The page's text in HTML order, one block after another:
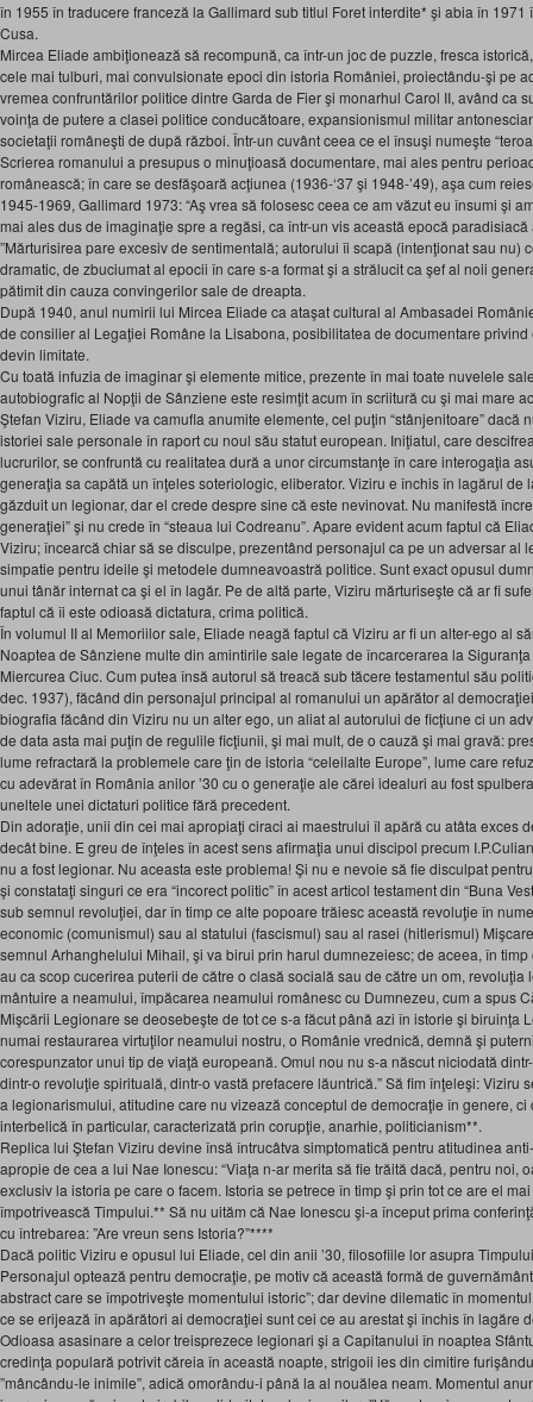
în 1955 în traducere franceză la Gallimard sub titlul Foret interdite* şi abia în
Cusa.
Mircea Eliade ambiţionează să recompună, ca într-un joc de puzzle, fresca
cele mai tulburi, mai convulsionate epoci din istoria României, proiectându-şi pe
vremea confruntărilor politice dintre Garda de Fier şi monarhul Carol II, având ca
voinţa de putere a clasei politice conducătoare, expansionismul militar
societaţii româneşti de după război. Într-un cuvânt ceea ce el însuşi numeşte
Scrierea romanului a presupus o minuţioasă documentare, mai ales pentru
românească; în care se desfăşoară acţiunea (1936-‘37 şi 1948-’49), aşa cum
1945-1969, Gallimard 1973: “Aş vrea să folosesc ceea ce am văzut eu însumi şi
mai ales dus de imaginaţie spre a regăsi, ca într-un vis această epocă
”Mărturisirea pare excesiv de sentimentală; autorului îi scapă (intenţionat sau nu)
dramatic, de zbuciumat al epocii în care s-a format şi a strălucit ca şef al noii
pătimit din cauza convingerilor sale de dreapta.
După 1940, anul numirii lui Mircea Eliade ca ataşat cultural al Ambasadei
de consilier al Legaţiei Române la Lisabona, posibilitatea de documentare
devin limitate.
Cu toată infuzia de imaginar şi elemente mitice, prezente în mai toate nuvelele
autobiografic al Nopţii de Sânziene este resimţit acum în scriitură cu şi mai mare
Ştefan Viziru, Eliade va camufla anumite elemente, cel puţin “stânjenitoare” dacă
istoriei sale personale în raport cu noul său statut european. Iniţiatul, care
lucrurilor, se confruntă cu realitatea dură a unor circumstanţe în care interogaţia
generaţia sa capătă un înţeles soteriologic, eliberator. Viziru e închis în lagărul de
găzduit un legionar, dar el crede despre sine că este nevinovat. Nu manifestă
generaţiei” şi nu crede în “steaua lui Codreanu”. Apare evident acum faptul că
Viziru; încearcă chiar să se disculpe, prezentând personajul ca pe un adversar al
simpatie pentru ideile şi metodele dumneavoastră politice. Sunt exact opusul
unui tânăr internat ca şi el în lagăr. Pe de altă parte, Viziru mărturiseşte că ar fi
faptul că îi este odioasă dictatura, crima politică.
În volumul II al Memoriilor sale, Eliade neagă faptul că Viziru ar fi un alter-ego al
Noaptea de Sânziene multe din amintirile sale legate de încarcerarea la
Miercurea Ciuc. Cum putea însă autorul să treacă sub tăcere testamentul său
dec. 1937), făcând din personajul principal al romanului un apărător al
biografia făcând din Viziru nu un alter ego, un aliat al autorului de ficţiune ci un
de data asta mai puţin de regulile ficţiunii, şi mai mult, de o cauză şi mai gravă:
lume refractară la problemele care ţin de istoria “celeilalte Europe”, lume care
cu adevărat în România anilor ’30 cu o generaţie ale cărei idealuri au fost
uneltele unei dictaturi politice fără precedent.
Din adoraţie, unii din cei mai apropiaţi ciraci ai maestrului îl apără cu atâta exces
decât bine. E greu de înţeles în acest sens afirmaţia unui discipol precum
nu a fost legionar. Nu aceasta este problema! Şi nu e nevoie să fie disculpat
şi constataţi singuri ce era “incorect politic” în acest articol testament din “Buna
sub semnul revoluţiei, dar în timp ce alte popoare trăiesc această revoluţie în
economic (comunismul) sau al statului (fascismul) sau al rasei (hitlerismul)
semnul Arhanghelului Mihail, şi va birui prin harul dumnezeiesc; de aceea, în
au ca scop cucerirea puterii de către o clasă socială sau de către un om,
mântuire a neamului, împăcarea neamului românesc cu Dumnezeu, cum a spus
Mişcării Legionare se deosebeşte de tot ce s-a făcut până azi în istorie şi biruinţa
numai restaurarea virtuţilor neamului nostru, o Românie vrednică, demnă şi
corespunzator unui tip de viaţă europeană. Omul nou nu s-a născut niciodată
dintr-o revoluţie spirituală, dintr-o vastă prefacere lăuntrică.” Să fim înţeleşi: Viziru
a legionarismului, atitudine care nu vizează conceptul de democraţie în genere,
interbelică în particular, caracterizată prin corupţie, anarhie, politicianism**.
Replica lui Ştefan Viziru devine însă întrucâtva simptomatică pentru atitudinea
apropie de cea a lui Nae Ionescu: “Viaţa n-ar merita să fie trăită dacă, pentru noi,
exclusiv la istoria pe care o facem. Istoria se petrece în timp şi prin tot ce are el
împotrivească Timpului.** Să nu uităm că Nae Ionescu şi-a început prima
cu întrebarea: ”Are vreun sens Istoria?”****
Dacă politic Viziru e opusul lui Eliade, cel din anii ’30, filosofiile lor asupra
Personajul optează pentru democraţie, pe motiv că această formă de
abstract care se împotriveşte momentului istoric”; dar devine dilematic în
ce se erijează în apărători ai democraţiei sunt cei ce au arestat şi închis în lagăre
Odioasa asasinare a celor treisprezece legionari şi a Capitanului în noaptea
credinţa populară potrivit căreia în această noapte, strigoii ies din cimitire
”mâncându-le inimile”, adică omorându-i până la al nouălea neam. Momentul